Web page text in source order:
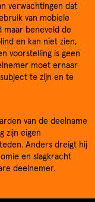
verwachtingen dat
van mobiele
beneveld de
en kan niet zien,
voorstelling is geen
moet ernaar
te zijn en te
van de deelname
zijn eigen
Anders dreigt hij
en slagkracht
deelnemer.